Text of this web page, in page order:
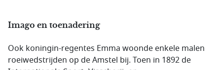
Imago en toenadering
Ook koningin-regentes Emma woonde enkele malen
roeiwedstrijden op de Amstel bij. Toen in 1892 de